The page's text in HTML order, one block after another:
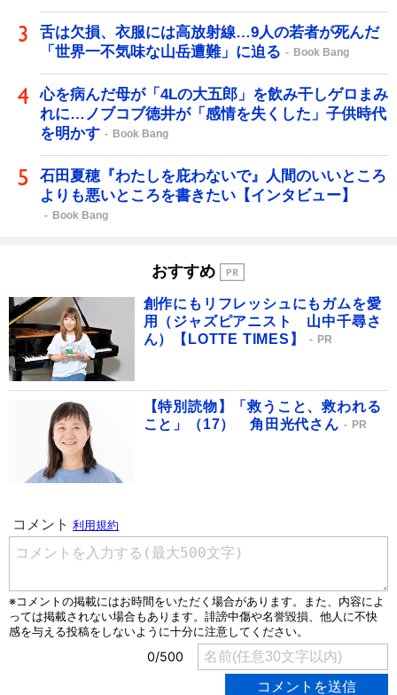
舌は欠損、衣服には高放射線…9人の若者が死んだ
「世界一不気味な山岳遭難」に迫る
Book Bang
心を病んだ母が「4Lの大五郎」を飲み干しゲロまみ
れに…ノブコブ徳井が「感情を失くした」子供時代
を明かす
Book Bang
石田夏穂『わたしを庇わないで』人間のいいところ
よりも悪いところを書きたい【インタビュー】
Book Bang
おすすめ
創作にもリフレッシュにもガムを愛
用（ジャズピアニスト 山中千尋さ
ん）【LOTTE TIMES】
PR
【特別読物】「救うこと、救われる
こと」（17） 角田光代さん
PR